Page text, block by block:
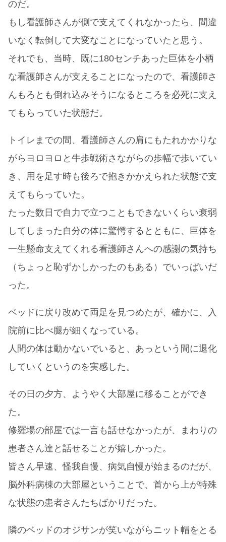
のだ。
もし看護師さんが側で支えてくれなかったら、間違
いなく転倒して大変なことになっていたと思う。
それでも、当時、既に180センチあった巨体を小柄
な看護師さんが支えることになったので、看護師さ
んもろとも倒れ込みそうになるところを必死に支え
てもらっていた状態だ。
トイレまでの間、看護師さんの肩にもたれかかりな
がらヨロヨロと牛歩戦術さながらの歩幅で歩いてい
き、用を足す時も後ろで抱きかかえられた状態で支
えてもらっていた。
たった数日で自力で立つこともできないくらい衰弱
してしまった自分の体に驚愕するとともに、巨体を
一生懸命支えてくれる看護師さんへの感謝の気持ち
（ちょっと恥ずかしかったのもある）でいっぱいだ
った。
ベッドに戻り改めて両足を見つめたが、確かに、入
院前に比べ腿が細くなっている。
人間の体は動かないでいると、あっという間に退化
していくというのを実感した。
その日の夕方、ようやく大部屋に移ることができ
た。
修羅場の部屋では一言も話せなかったが、まわりの
患者さん達と話せることが嬉しかった。
皆さん早速、怪我自慢、病気自慢が始まるのだが、
脳外科病棟の大部屋ということで、首から上が特殊
な状態の患者さんたちばかりだった。
隣のベッドのオジサンが笑いながらニット帽をとる